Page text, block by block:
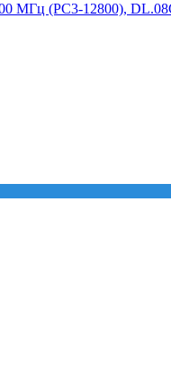
МГц (PC3-12800),